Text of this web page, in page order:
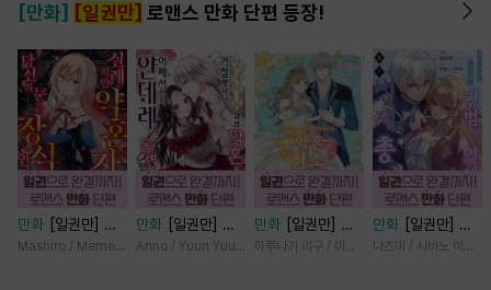
[만화] [일권만] 로맨스 만화 단편 등장!
만화
[일권만] 실
례지만 약혼자님,
Mashiro / Memeko
만화
[일권만] 왕
태자님과의 약혼을
Anno / Yuuri Yuudachi
만화
[일권만] 제
약혼은 취소되었습
하루나기 리구 / 미즈메
만화
[일권만] 모
든 것을 포기한 평
나츠미 / 시바노 이즈미